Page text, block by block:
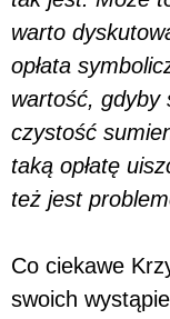
warto
opłata
wartość, gdyby
czystość
taką opłatę
też jest
Co ciekawe
swoich